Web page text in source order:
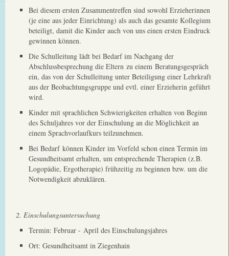
Bei diesem ersten Zusammentreffen sind sowohl Erzieherinnen
(je eine aus jeder Einrichtung) als auch das gesamte Kollegium
beteiligt, damit die Kinder auch von uns einen ersten Eindruck
gewinnen können.
Die Schulleitung lädt bei Bedarf im Nachgang der
Abschlussbesprechung die Eltern zu einem Beratungsgespräch
ein, das von der Schulleitung unter Beteiligung einer Lehrkraft
aus der Beobachtungsgruppe und evtl. einer Erzieherin geführt
wird.
Kinder mit sprachlichen Schwierigkeiten erhalten von Beginn
des Schuljahres vor der Einschulung an die Möglichkeit an
einem Sprachvorlaufkurs teilzunehmen.
Bei Bedarf können Kinder im Vorfeld schon einen Termin im
Gesundheitsamt erhalten, um entsprechende Therapien (z.B.
Logopädie, Ergotherapie) frühzeitig zu beginnen bzw. um die
Notwendigkeit abzuklären.
2. Einschulungsuntersuchung
Termin: Februar - April des Einschulungsjahres
Ort: Gesundheitsamt in Ziegenhain